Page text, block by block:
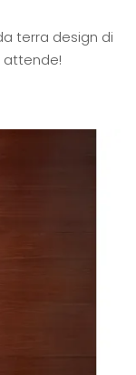
terra design di
attende!